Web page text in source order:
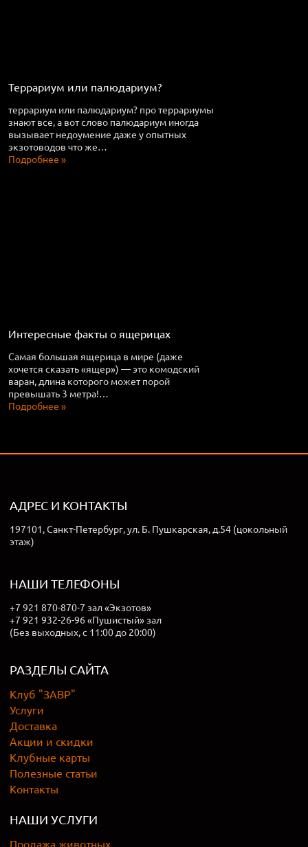
Террариум или палюдариум?
террариум или палюдариум? про террариумы
знают все, а вот слово палюдариум иногда
вызывает недоумение даже у опытных
экзотоводов что же…
Подробнее »
Интересные факты о ящерицах
Самая большая ящерица в мире (даже
хочется сказать «ящер») — это комодский
варан, длина которого может порой
превышать 3 метра!…
Подробнее »
АДРЕС И КОНТАКТЫ
197101, Санкт-Петербург, ул. Б. Пушкарская, д.54 (цокольный
этаж)
НАШИ ТЕЛЕФОНЫ
+7 921 870-870-7 зал «Экзотов»
+7 921 932-26-96 «Пушистый» зал
(Без выходных, с 11:00 до 20:00)
РАЗДЕЛЫ САЙТА
Клуб "ЗАВР"
Услуги
Доставка
Акции и скидки
Клубные карты
Полезные статьи
Контакты
НАШИ УСЛУГИ
Продажа животных